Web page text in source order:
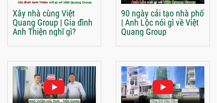
Xây nhà cùng Việt
Quang Group | Gia đình
Anh Thiện nghĩ gì?
90 ngày cải tạo nhà phố
| Anh Lộc nói gì về Việt
Quang Group